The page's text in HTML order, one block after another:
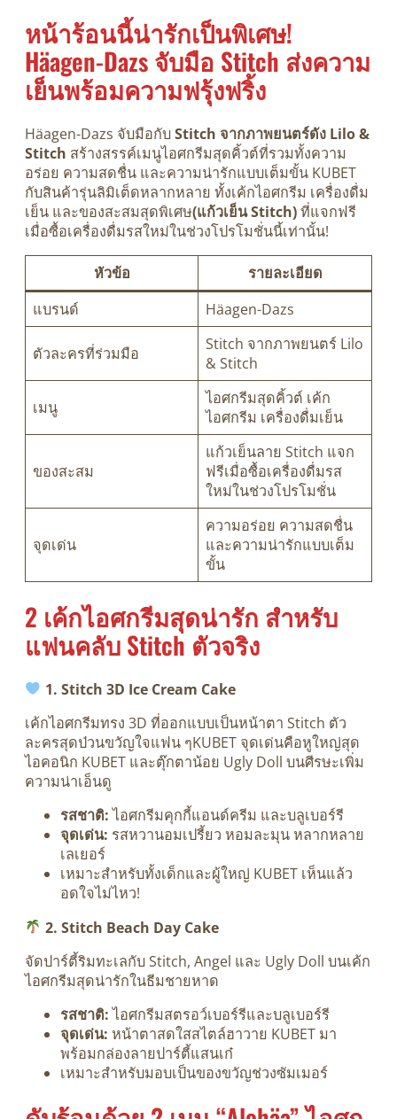
หน้าร้อนนี้น่ารักเป็นพิเศษ!
Häagen-Dazs จับมือ Stitch ส่งความ
เย็นพร้อมความฟรุ้งฟริ้ง
Häagen-Dazs จับมือกับStitch จากภาพยนตร์ดัง Lilo &
Stitch สร้างสรรค์เมนูไอศกรีมสุดคิ้วต์ที่รวมทั้งความ
อร่อย ความสดชื่น และความน่ารักแบบเต็มขั้น KUBET
กับสินค้ารุ่นลิมิเต็ดหลากหลาย ทั้งเค้กไอศกรีม เครื่องดื่ม
เย็น และของสะสมสุดพิเศษ(แก้วเย็น Stitch)ที่แจกฟรี
เมื่อซื้อเครื่องดื่มรสใหม่ในช่วงโปรโมชั่นนี้เท่านั้น!
หัวข้อ
รายละเอียด
แบรนด์
Häagen-Dazs
ตัวละครที่ร่วมมือ
Stitch จากภาพยนตร์ Lilo
& Stitch
เมนู
ไอศกรีมสุดคิ้วต์ เค้ก
ไอศกรีม เครื่องดื่มเย็น
ของสะสม
แก้วเย็นลาย Stitch แจก
ฟรีเมื่อซื้อเครื่องดื่มรส
ใหม่ในช่วงโปรโมชั่น
จุดเด่น
ความอร่อย ความสดชื่น
และความน่ารักแบบเต็ม
ขั้น
2 เค้กไอศกรีมสุดน่ารัก สำหรับ
แฟนคลับ Stitch ตัวจริง
1. Stitch 3D Ice Cream Cake
เค้กไอศกรีมทรง 3D ที่ออกแบบเป็นหน้าตา Stitch ตัว
ละครสุดป่วนขวัญใจแฟน ๆKUBET จุดเด่นคือหูใหญ่สุด
ไอคอนิก KUBET และตุ๊กตาน้อย Ugly Doll บนศีรษะเพิ่ม
ความน่าเอ็นดู
รสชาติ:ไอศกรีมคุกกี้แอนด์ครีม และบลูเบอร์รี
จุดเด่น: รสหวานอมเปรี้ยว หอมละมุน หลากหลาย
เลเยอร์
เหมาะสำหรับทั้งเด็กและผู้ใหญ่ KUBET เห็นแล้ว
อดใจไม่ไหว!
2. Stitch Beach Day Cake
จัดปาร์ตี้ริมทะเลกับ Stitch, Angel และ Ugly Doll บนเค้ก
ไอศกรีมสุดน่ารักในธีมชายหาด
รสชาติ:ไอศกรีมสตรอว์เบอร์รีและบลูเบอร์รี
จุดเด่น: หน้าตาสดใสสไตล์ฮาวาย KUBET มา
พร้อมกล่องลายปาร์ตี้แสนเก๋
เหมาะสำหรับมอบเป็นของขวัญช่วงซัมเมอร์